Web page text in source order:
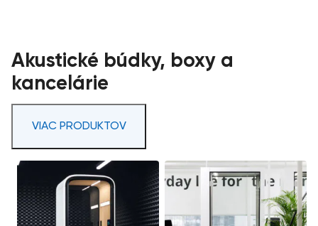
Akustické búdky, boxy a
kancelárie
VIAC PRODUKTOV